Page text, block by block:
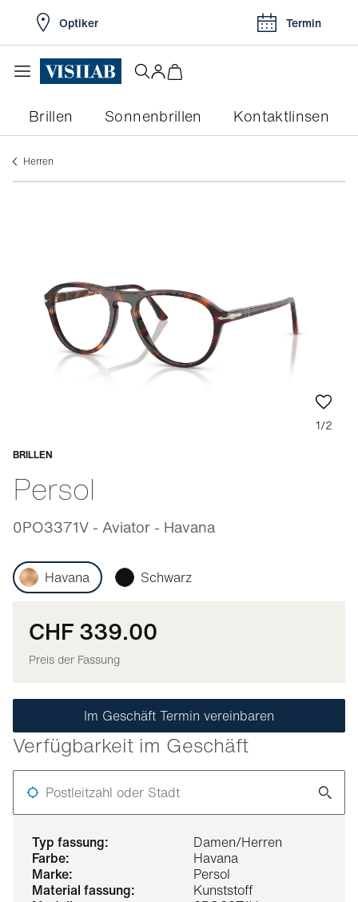
Optiker Termin
Brillen Sonnenbrillen Kontaktlinsen
herren
typ fassung:
Damen/Herren
farbe:
Havana
marke:
Persol
material fassung:
Kunststoff
1/2
BRILLEN
Persol
0PO3371V - Aviator - Havana
Anpassbar
Havana Schwarz
CHF 339.00
Preis der Fassung
Im Geschäft Termin vereinbaren
Verfügbarkeit im Geschäft
Postleitzahl oder Stadt